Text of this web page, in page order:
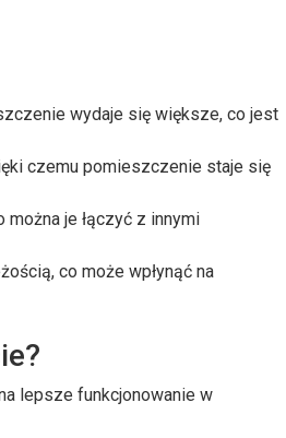
wydaje się większe, co jest
czemu pomieszczenie staje się
je łączyć z innymi
co może wpłynąć na
lepsze funkcjonowanie w